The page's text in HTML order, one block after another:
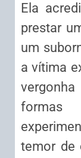
Ela
prestar
um
a vítima
temor de